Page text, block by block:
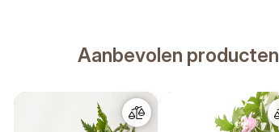
Aanbevolen producten